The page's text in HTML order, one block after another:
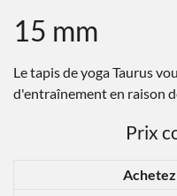
15 mm
Le tapis de yoga Taurus
d'entraînement en raison
Prix